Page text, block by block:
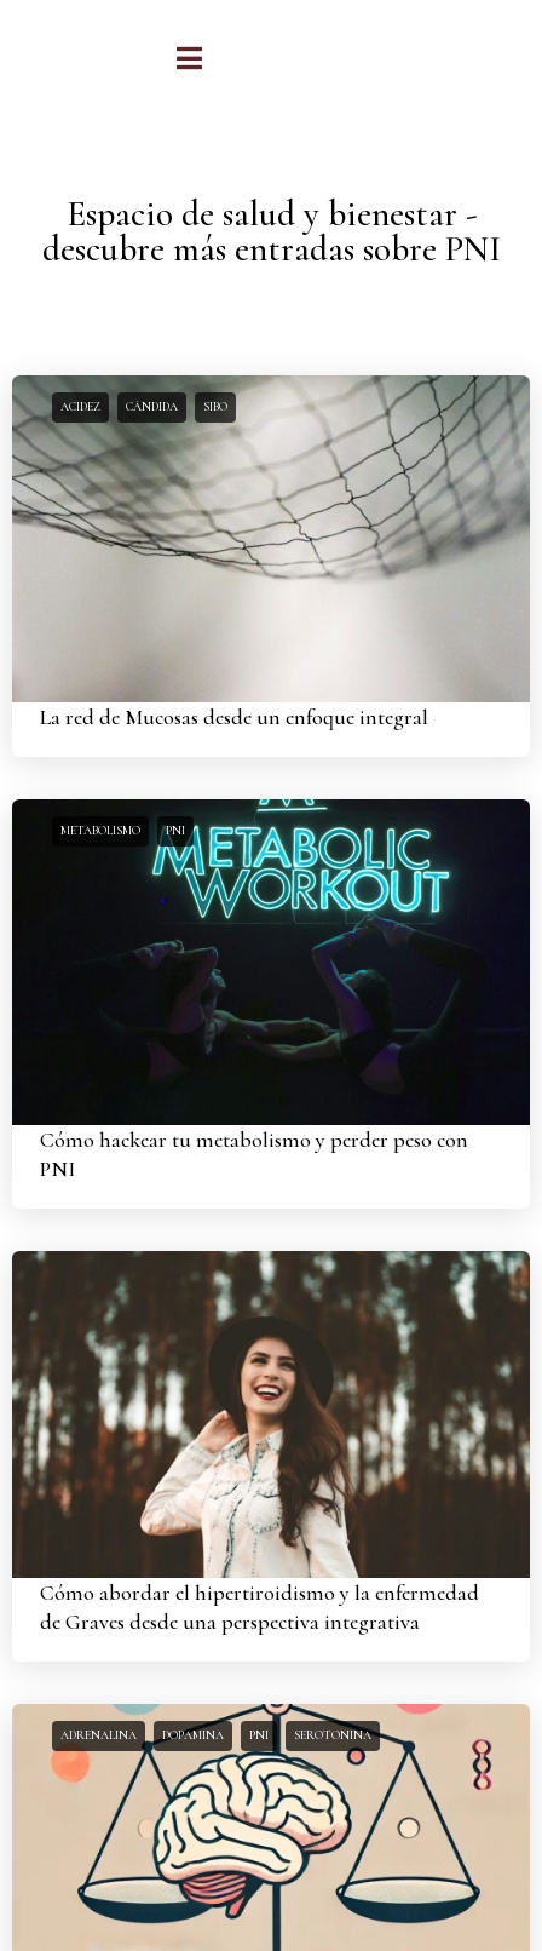
Espacio de salud y bienestar -
descubre más entradas sobre PNI
ACIDEZ CÁNDIDA SIBO
La red de Mucosas desde un enfoque integral
METABOLISMO PNI
Cómo hackear tu metabolismo y perder peso con
PNI
Cómo abordar el hipertiroidismo y la enfermedad
de Graves desde una perspectiva integrativa
ADRENALINA DOPAMINA PNI SEROTONINA